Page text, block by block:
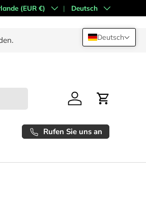
(EUR €) SpracheDeutsch
Anmeldung
Rufen Sie uns an
Deutsch